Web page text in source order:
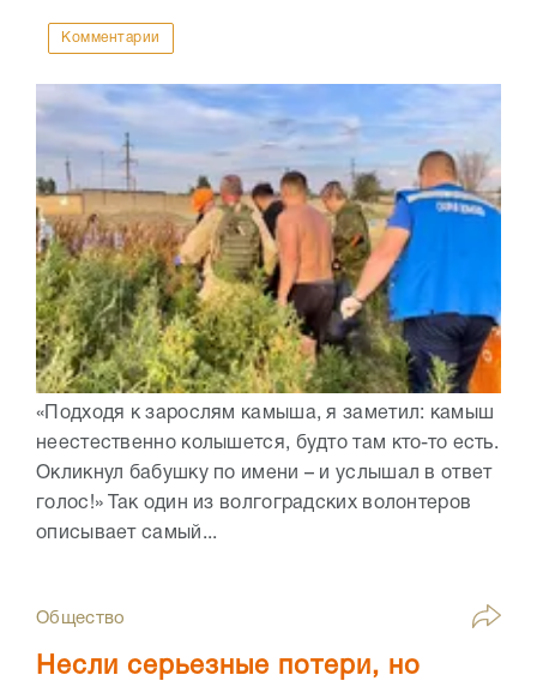
Комментарии
«Подходя к зарослям камыша, я заметил: камыш
неестественно колышется, будто там кто-то есть.
Окликнул бабушку по имени – и услышал в ответ
голос!» Так один из волгоградских волонтеров
описывает самый...
Общество
Несли серьезные потери, но